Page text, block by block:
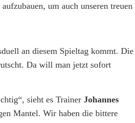
um auch unseren treuen
an diesem Spieltag kommt. Die
Da will man jetzt sofort
sieht es Trainer Johannes
Mantel. Wir haben die bittere